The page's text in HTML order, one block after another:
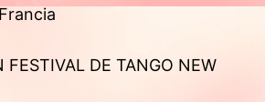
FESTIVAL DE TANGO NEW